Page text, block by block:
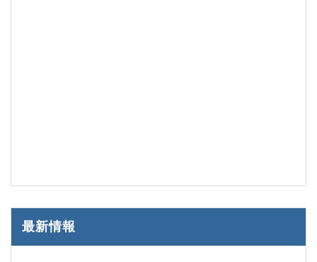
最新情報